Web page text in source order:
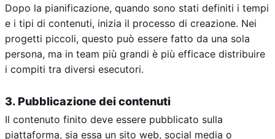
Dopo la pianificazione, quando sono stati definiti i tempi
e i tipi di contenuti, inizia il processo di creazione. Nei
progetti piccoli, questo può essere fatto da una sola
persona, ma in team più grandi è più efficace distribuire
i compiti tra diversi esecutori.
3. Pubblicazione dei contenuti
Il contenuto finito deve essere pubblicato sulla
piattaforma, sia essa un sito web, social media o